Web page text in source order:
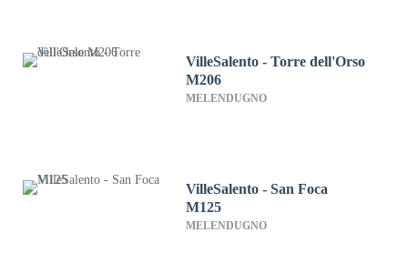
VilleSalento - Torre dell'Orso
M206
MELENDUGNO
VilleSalento - San Foca
M125
MELENDUGNO